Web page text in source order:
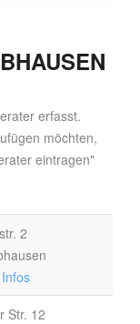
erfasst.
möchten,
eintragen"
2
Str. 12